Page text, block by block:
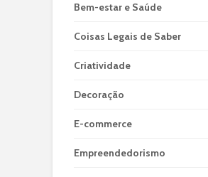
Bem-estar e Saúde
Coisas Legais de Saber
Criatividade
Decoração
E-commerce
Empreendedorismo